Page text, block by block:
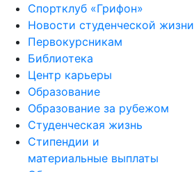
Спортклуб «Грифон»
Новости студенческой жизни
Первокурсникам
Библиотека
Центр карьеры
Образование
Образование за рубежом
Студенческая жизнь
Стипендии и
материальные выплаты